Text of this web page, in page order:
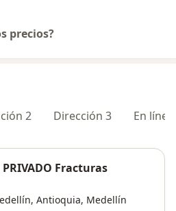
precios?
2 Dirección 3 En línea
PRIVADO Fracturas
Antioquia, Medellín